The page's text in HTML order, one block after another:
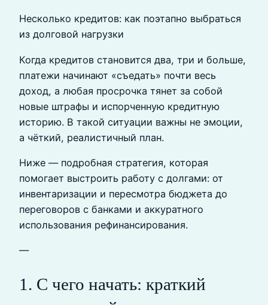
Несколько кредитов: как поэтапно выбраться
из долговой нагрузки
Когда кредитов становится два, три и больше,
платежи начинают «съедать» почти весь
доход, а любая просрочка тянет за собой
новые штрафы и испорченную кредитную
историю. В такой ситуации важны не эмоции,
а чёткий, реалистичный план.
Ниже — подробная стратегия, которая
помогает выстроить работу с долгами: от
инвентаризации и пересмотра бюджета до
переговоров с банками и аккуратного
использования рефинансирования.
—
1. С чего начать: краткий